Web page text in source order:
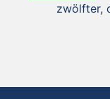
zwölfter,